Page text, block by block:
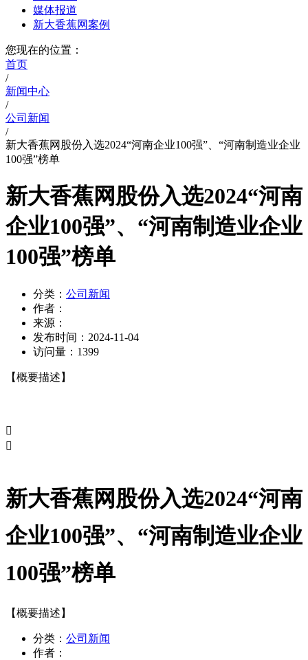
媒体报道
新大香蕉网案例
您现在的位置：
首页
/
新闻中心
/
公司新闻
/
新大香蕉网股份入选2024“河南企业100强”、“河南制造业企业
100强”榜单
新大香蕉网股份入选2024“河南
企业100强”、“河南制造业企业
100强”榜单
分类： 公司新闻
作者：
来源：
发布时间： 2024-11-04
访问量： 1399
【概要描述】


新大香蕉网股份入选2024“河南
企业100强”、“河南制造业企业
100强”榜单
【概要描述】
分类： 公司新闻
作者：